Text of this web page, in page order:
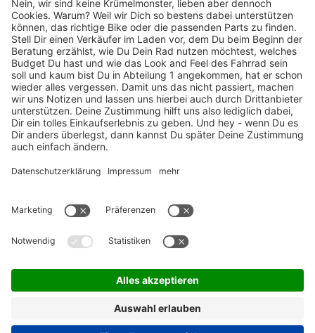
TOP-Marken
ZAHLUNGSARTEN / RATENKAUF
FÜR ARBEITGEBER & ARBEITNEHMER